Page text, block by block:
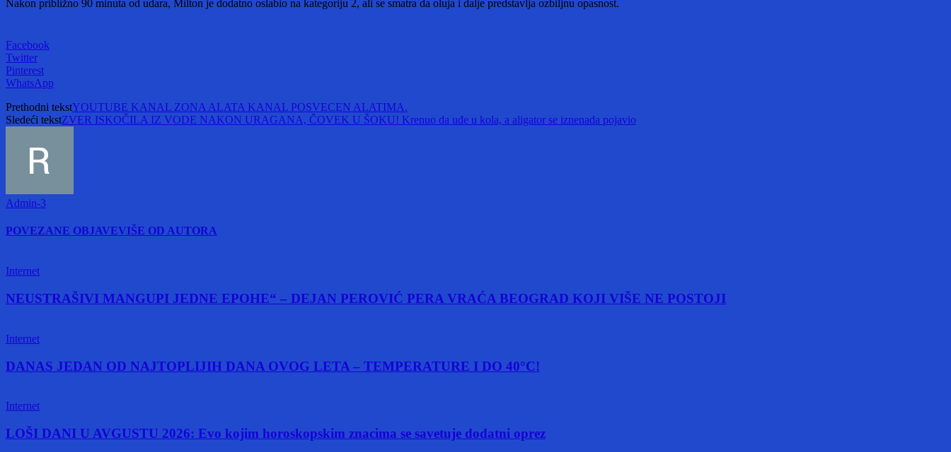
Nakon približno 90 minuta od udara, Milton je dodatno oslabio na kategoriju 2, ali se smatra da oluja i dalje predstavlja ozbiljnu opasnost.
Facebook
Twitter
Pinterest
WhatsApp
Prethodni tekstYOUTUBE KANAL ZONA ALATA KANAL POSVECEN ALATIMA.
Sledeći tekstZVER ISKOČILA IZ VODE NAKON URAGANA, ČOVEK U ŠOKU! Krenuo da uđe u kola, a aligator se iznenada pojavio
Admin-3
POVEZANE OBJAVEVIŠE OD AUTORA
Internet
NEUSTRAŠIVI MANGUPI JEDNE EPOHE“ – DEJAN PEROVIĆ PERA VRAĆA BEOGRAD KOJI VIŠE NE POSTOJI
Internet
DANAS JEDAN OD NAJTOPLIJIH DANA OVOG LETA – TEMPERATURE I DO 40°C!
Internet
LOŠI DANI U AVGUSTU 2026: Evo kojim horoskopskim znacima se savetuje dodatni oprez